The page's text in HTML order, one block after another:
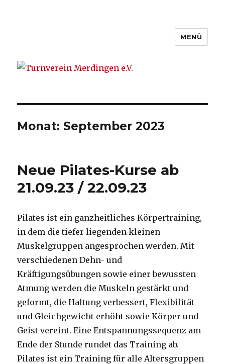
Turnverein Merdingen e.V.
MENÜ
Monat: September 2023
Neue Pilates-Kurse ab
21.09.23 / 22.09.23
Pilates ist ein ganzheitliches Körpertraining,
in dem die tiefer liegenden kleinen
Muskelgruppen angesprochen werden. Mit
verschiedenen Dehn- und
Kräftigungsübungen sowie einer bewussten
Atmung werden die Muskeln gestärkt und
geformt, die Haltung verbessert, Flexibilität
und Gleichgewicht erhöht sowie Körper und
Geist vereint. Eine Entspannungssequenz am
Ende der Stunde rundet das Training ab.
Pilates ist ein Training für alle Altersgruppen